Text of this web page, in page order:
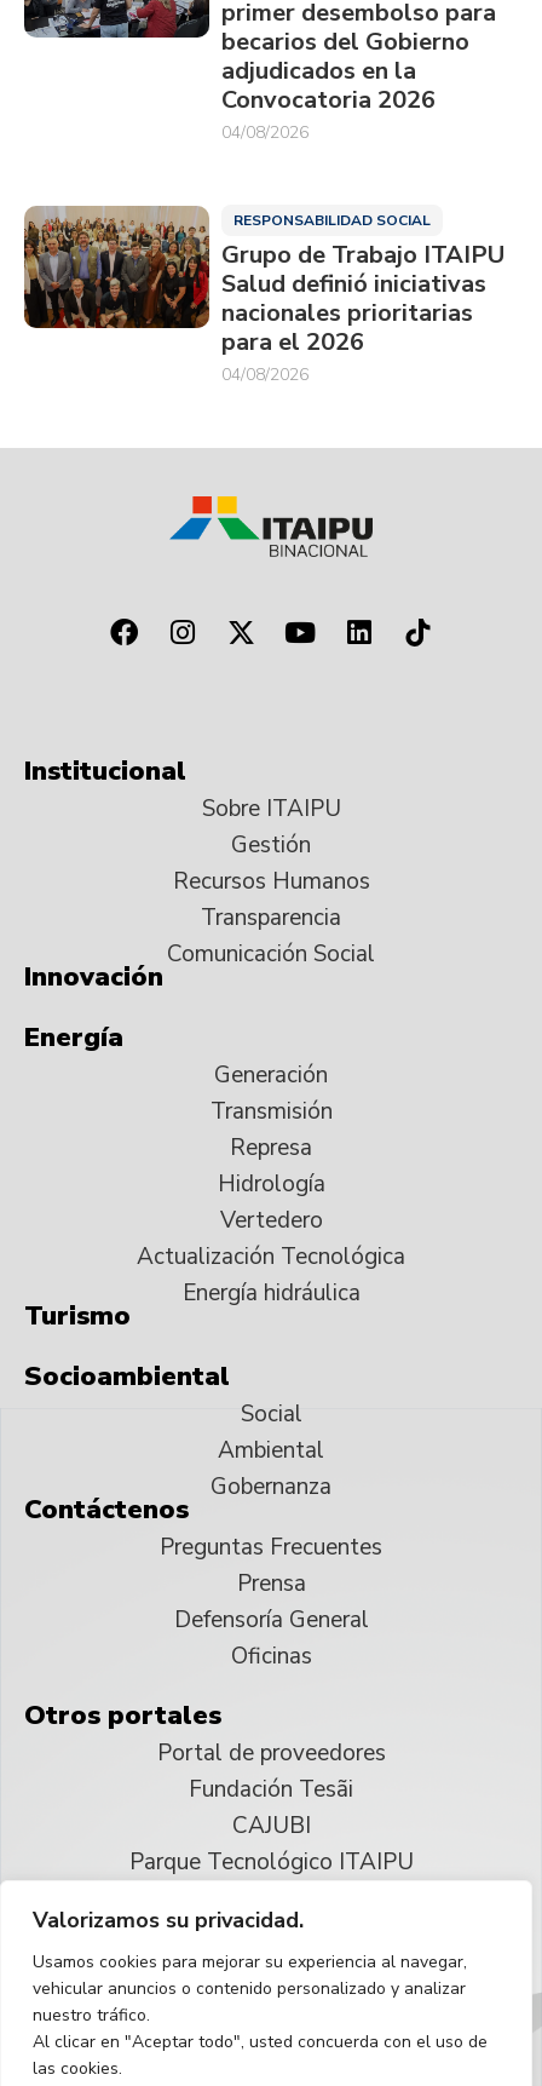
Valorizamos su privacidad.
Usamos cookies para mejorar su experiencia al navegar,
vehicular anuncios o contenido personalizado y analizar
nuestro tráfico.
Al clicar en "Aceptar todo", usted concuerda con el uso de
las cookies.
primer desembolso para
becarios del Gobierno
adjudicados en la
Convocatoria 2026
04/08/2026
RESPONSABILIDAD SOCIAL
Grupo de Trabajo ITAIPU
Salud definió iniciativas
nacionales prioritarias
para el 2026
04/08/2026
Institucional
Sobre ITAIPU
Gestión
Recursos Humanos
Transparencia
Comunicación Social
Innovación
Energía
Generación
Transmisión
Represa
Hidrología
Vertedero
Actualización Tecnológica
Energía hidráulica
Turismo
Socioambiental
Social
Ambiental
Gobernanza
Contáctenos
Preguntas Frecuentes
Prensa
Defensoría General
Oficinas
Otros portales
Portal de proveedores
Fundación Tesãi
CAJUBI
Parque Tecnológico ITAIPU
Reservados todos los derechos
Español